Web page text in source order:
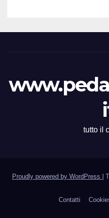
tutto il
Proudly powered by WordPress |
Contatti